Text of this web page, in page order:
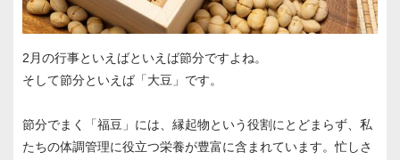
2月の行事といえばといえば節分ですよね。
そして節分といえば「大豆」です。
節分でまく「福豆」には、縁起物という役割にとどまらず、私
たちの体調管理に役立つ栄養が豊富に含まれています。忙しさ